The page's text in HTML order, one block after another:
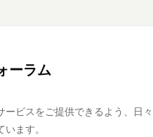
ーラム
ビスをご提供できるよう、日々
ます。